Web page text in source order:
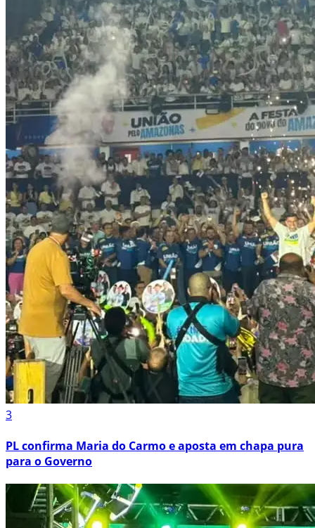
3
PL confirma Maria do Carmo e aposta em chapa pura
para o Governo